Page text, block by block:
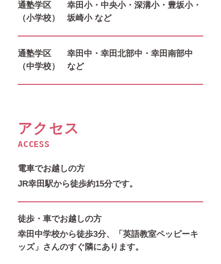
通塾学区
（小学校）
幸田小・中央小・深溝小・豊坂小・
坂崎小 など
通塾学区
（中学校）
幸田中・幸田北部中・幸田南部中
など
アクセス
ACCESS
電車でお越しの方
JR幸田駅から徒歩約15分です。
徒歩・車でお越しの方
幸田中学校から徒歩3分、「英語教室ペッピーキ
ッズ」さんのすぐ隣にあります。